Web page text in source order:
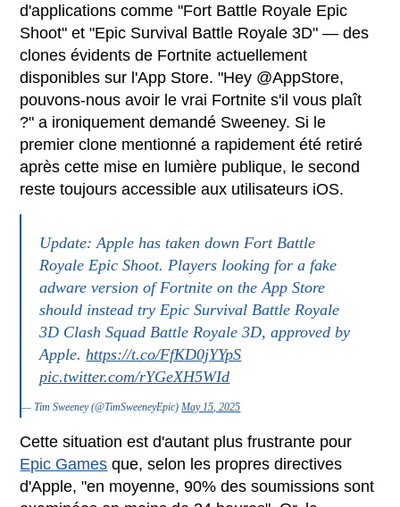
d'applications comme "Fort Battle Royale Epic
Shoot" et "Epic Survival Battle Royale 3D" — des
clones évidents de Fortnite actuellement
disponibles sur l'App Store. "Hey @AppStore,
pouvons-nous avoir le vrai Fortnite s'il vous plaît
?" a ironiquement demandé Sweeney. Si le
premier clone mentionné a rapidement été retiré
après cette mise en lumière publique, le second
reste toujours accessible aux utilisateurs iOS.
Update: Apple has taken down Fort Battle
Royale Epic Shoot. Players looking for a fake
adware version of Fortnite on the App Store
should instead try Epic Survival Battle Royale
3D Clash Squad Battle Royale 3D, approved by
Apple. https://t.co/FfKD0jYYpS
pic.twitter.com/rYGeXH5WId
— Tim Sweeney (@TimSweeneyEpic) May 15, 2025
Cette situation est d'autant plus frustrante pour
Epic Games que, selon les propres directives
d'Apple, "en moyenne, 90% des soumissions sont